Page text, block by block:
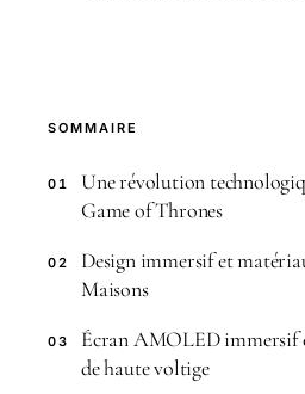
SOMMAIRE
01
Une révolution
Game of Thrones
02
Design immersif et
Maisons
03
Écran AMOLED immersif
de haute voltige